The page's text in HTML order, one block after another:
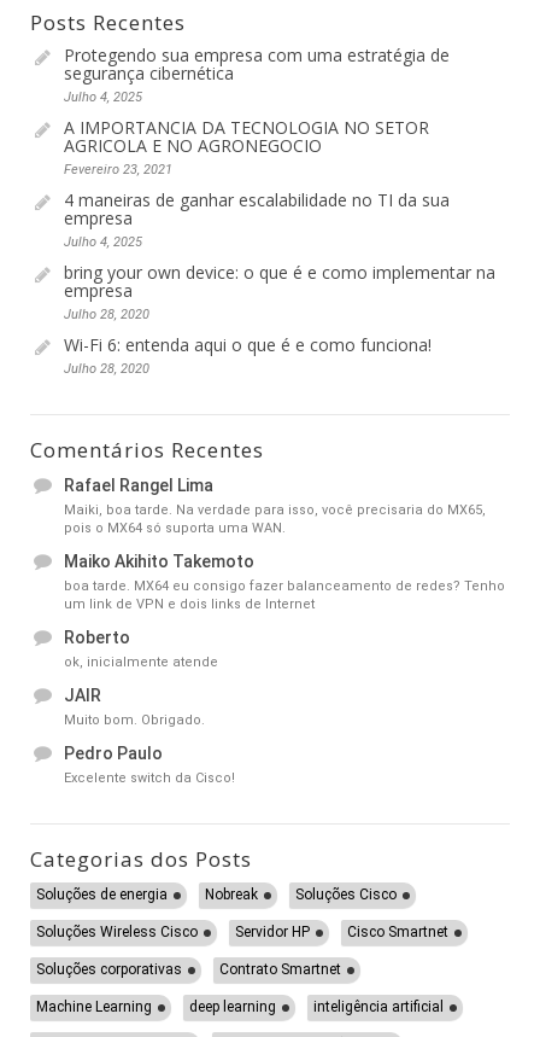
Posts Recentes
Protegendo sua empresa com uma estratégia de
segurança cibernética
Julho 4, 2025
A IMPORTANCIA DA TECNOLOGIA NO SETOR
AGRICOLA E NO AGRONEGOCIO
Fevereiro 23, 2021
4 maneiras de ganhar escalabilidade no TI da sua
empresa
Julho 4, 2025
bring your own device: o que é e como implementar na
empresa
Julho 28, 2020
Wi-Fi 6: entenda aqui o que é e como funciona!
Julho 28, 2020
Comentários Recentes
Rafael Rangel Lima
Maiki, boa tarde. Na verdade para isso, você precisaria do MX65,
pois o MX64 só suporta uma WAN.
Maiko Akihito Takemoto
boa tarde. MX64 eu consigo fazer balanceamento de redes? Tenho
um link de VPN e dois links de Internet
Roberto
ok, inicialmente atende
JAIR
Muito bom. Obrigado.
Pedro Paulo
Excelente switch da Cisco!
Categorias dos Posts
Soluções de energia Nobreak Soluções Cisco
Soluções Wireless Cisco Servidor HP Cisco Smartnet
Soluções corporativas Contrato Smartnet
Machine Learning deep learning inteligência artificial